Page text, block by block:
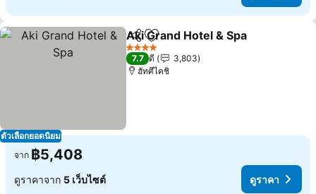
ตัวเลือกยอดนิยม
แชร์ เพิ่มในรายการโปรด
Aki Grand Hotel & Spa
4 ดาว
7.7 ดี
3,803
ฮัทศึไคชิ
จาก ฿5,408
ดูราคาจาก 5 เว็บไซต์ ดูราคา